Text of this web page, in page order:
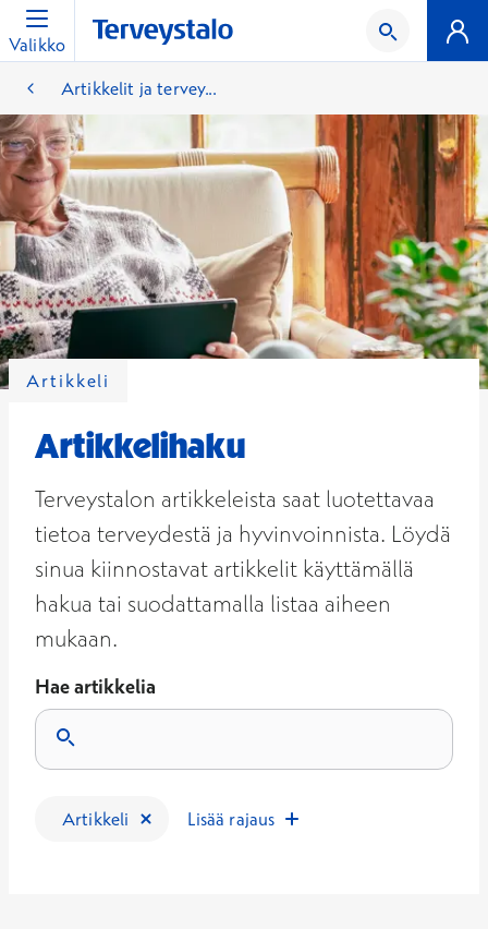
Valikko
Artikkelit ja tervey...
Artikkeli
Artikkelihaku
Terveystalon artikkeleista saat luotettavaa
tietoa terveydestä ja hyvinvoinnista. Löydä
sinua kiinnostavat artikkelit käyttämällä
hakua tai suodattamalla listaa aiheen
mukaan.
Hae artikkelia
Artikkeli
Lisää rajaus